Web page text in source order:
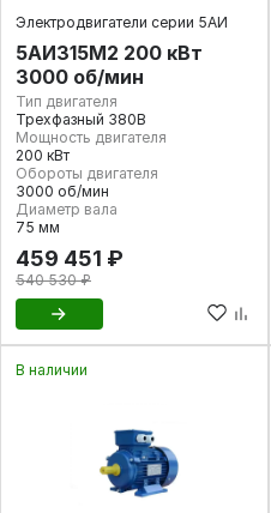
Электродвигатели серии 5АИ
5АИ315M2 200 кВт
3000 об/мин
Тип двигателя
Трехфазный 380В
Мощность двигателя
200 кВт
Обороты двигателя
3000 об/мин
Диаметр вала
75 мм
459 451 ₽
540 530 ₽
В наличии